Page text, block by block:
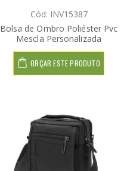
Cód: INV15387
Bolsa de Ombro Poliéster Pvc
Mescla Personalizada
ORÇAR ESTE PRODUTO